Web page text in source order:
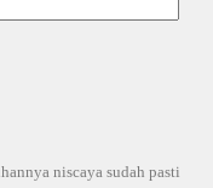
niscaya sudah pasti